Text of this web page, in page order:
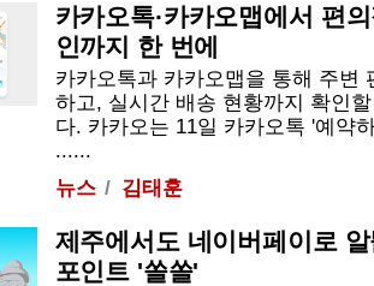
카카오톡·카카오맵에서 편
인까지 한 번에
카카오톡과 카카오맵을 통해 주변
하고, 실시간 배송 현황까지 확인
다. 카카오는 11일 카카오톡 '예약
......
뉴스
김태훈
제주에서도 네이버페이로
포인트 '쏠쏠'